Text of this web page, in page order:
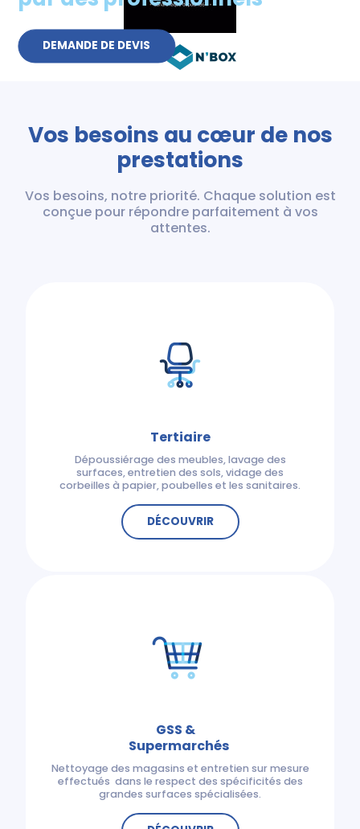
DEMANDE DE DEVIS
Vos besoins au cœur de nos
prestations
Vos besoins, notre priorité. Chaque solution est
conçue pour répondre parfaitement à vos
attentes.
Tertiaire
Dépoussiérage des meubles, lavage des
surfaces, entretien des sols, vidage des
corbeilles à papier, poubelles et les sanitaires.
DÉCOUVRIR
GSS &
Supermarchés
Nettoyage des magasins et entretien sur mesure
effectués dans le respect des spécificités des
grandes surfaces spécialisées.